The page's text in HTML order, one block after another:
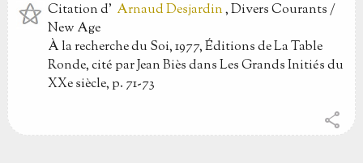
Citationd' Arnaud Desjardin, Divers Courants /
New Age
À la recherche du Soi, 1977, Éditions de La Table
Ronde, cité par Jean Biès dans Les Grands Initiés du
XXe siècle, p. 71-73
share